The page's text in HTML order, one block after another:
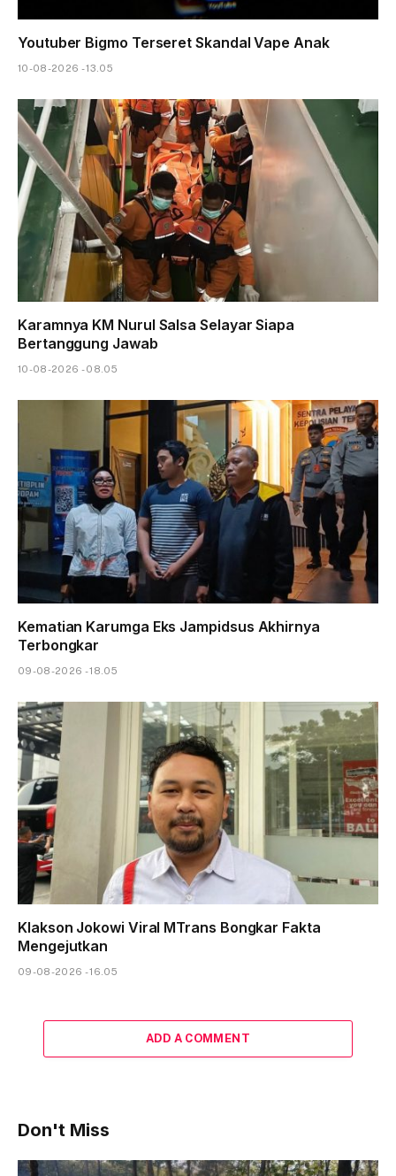
Youtuber Bigmo Terseret Skandal Vape Anak
10-08-2026 - 13.05
Karamnya KM Nurul Salsa Selayar Siapa
Bertanggung Jawab
10-08-2026 - 08.05
Kematian Karumga Eks Jampidsus Akhirnya
Terbongkar
09-08-2026 - 18.05
Klakson Jokowi Viral MTrans Bongkar Fakta
Mengejutkan
09-08-2026 - 16.05
ADD A COMMENT
Don't Miss